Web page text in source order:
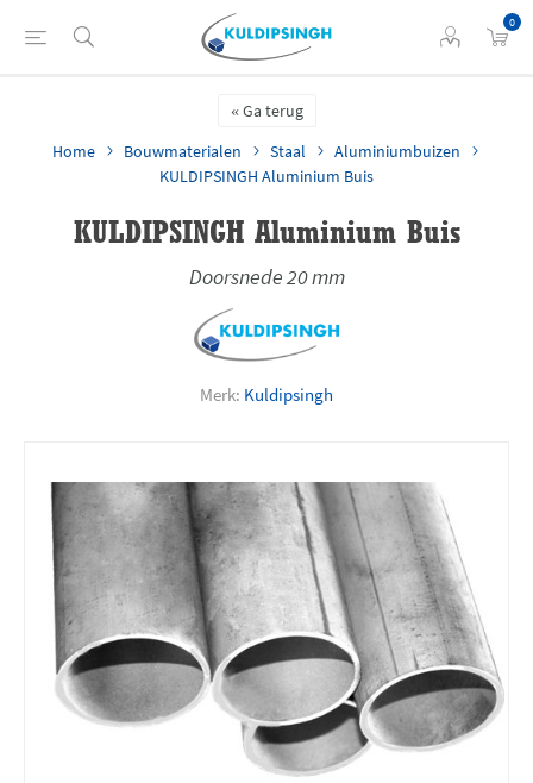
0
Ga terug
Home
Bouwmaterialen Staal
Aluminiumbuizen
KULDIPSINGH Aluminium Buis
KULDIPSINGH Aluminium Buis
Doorsnede 20 mm
Merk: Kuldipsingh